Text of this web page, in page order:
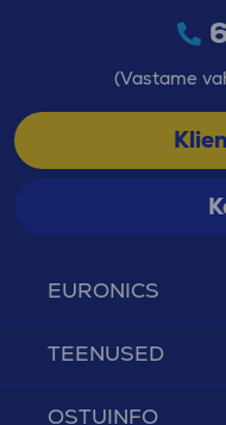
EURONICS
TEENUSED
OSTUINFO
(Vastame